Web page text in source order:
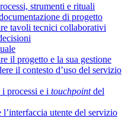
strumenti e rituali
di progetto
tavoli tecnici collaborativi
il progetto e la sua gestione
il contesto d’uso del servizio
processi e i touchpointdel
l’interfaccia utente del servizio